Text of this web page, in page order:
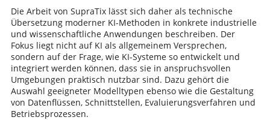
Die Arbeit von SupraTix lässt sich daher als technische
Übersetzung moderner KI-Methoden in konkrete industrielle
und wissenschaftliche Anwendungen beschreiben. Der
Fokus liegt nicht auf KI als allgemeinem Versprechen,
sondern auf der Frage, wie KI-Systeme so entwickelt und
integriert werden können, dass sie in anspruchsvollen
Umgebungen praktisch nutzbar sind. Dazu gehört die
Auswahl geeigneter Modelltypen ebenso wie die Gestaltung
von Datenflüssen, Schnittstellen, Evaluierungsverfahren und
Betriebsprozessen.